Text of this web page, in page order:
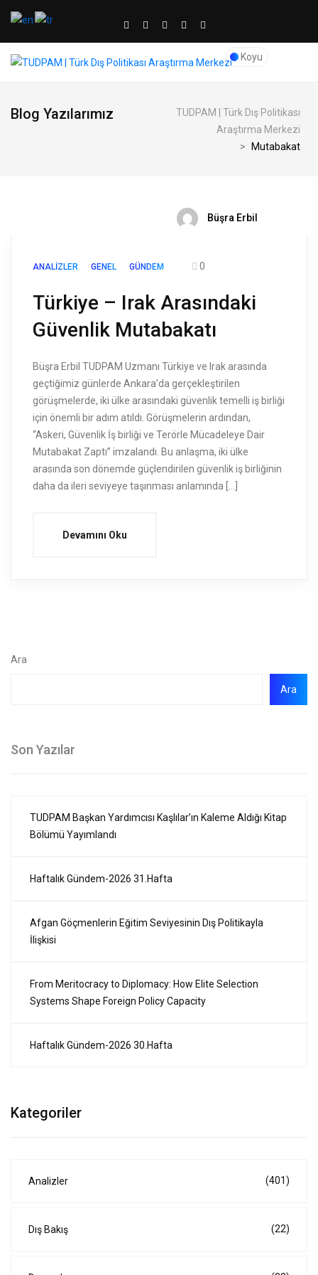
Koyu
Blog Yazılarımız
TUDPAM | Türk Dış Politikası
Araştırma Merkezi
>
Mutabakat
Büşra Erbil
ANALIZLER GENEL GÜNDEM 0
Türkiye – Irak Arasındaki
Güvenlik Mutabakatı
Büşra Erbil TUDPAM Uzmanı Türkiye ve Irak arasında
geçtiğimiz günlerde Ankara’da gerçekleştirilen
görüşmelerde, iki ülke arasındaki güvenlik temelli iş birliği
için önemli bir adım atıldı. Görüşmelerin ardından,
“Askeri, Güvenlik İş birliği ve Terörle Mücadeleye Dair
Mutabakat Zaptı” imzalandı. Bu anlaşma, iki ülke
arasında son dönemde güçlendirilen güvenlik iş birliğinin
daha da ileri seviyeye taşınması anlamında […]
Devamını Oku
Ara
Ara
Son Yazılar
TUDPAM Başkan Yardımcısı Kaşlılar’ın Kaleme Aldığı Kitap
Bölümü Yayımlandı
Haftalık Gündem-2026 31.Hafta
Afgan Göçmenlerin Eğitim Seviyesinin Dış Politikayla
İlişkisi
From Meritocracy to Diplomacy: How Elite Selection
Systems Shape Foreign Policy Capacity
Haftalık Gündem-2026 30.Hafta
Kategoriler
Analizler (401)
Dış Bakış (22)